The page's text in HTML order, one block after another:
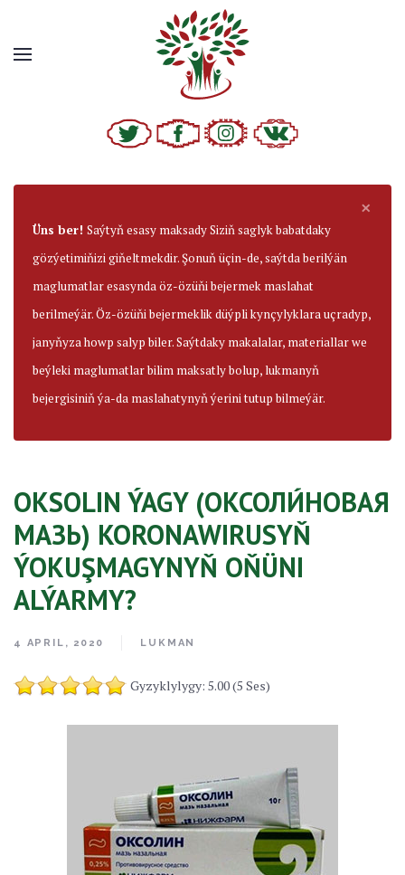
×
Üns ber! Saýtyň esasy maksady Siziň saglyk babatdaky
gözýetimiňizi giňeltmekdir. Şonuň üçin-de, saýtda berilýän
maglumatlar esasynda öz-özüňi bejermek maslahat
berilmeýär. Öz-özüňi bejermeklik düýpli kynçylyklara uçradyp,
janyňyza howp salyp biler. Saýtdaky makalalar, materiallar we
beýleki maglumatlar bilim maksatly bolup, lukmanyň
bejergisiniň ýa-da maslahatynyň ýerini tutup bilmeýär.
OKSOLIN ÝAGY (ОКСОЛИ́НОВАЯ
МАЗЬ) KORONAWIRUSYŇ
ÝOKUŞMAGYNYŇ OŇÜNI
ALÝARMY?
4 APRIL, 2020 LUKMAN
Gyzyklylygy: 5.00 (5 Ses)